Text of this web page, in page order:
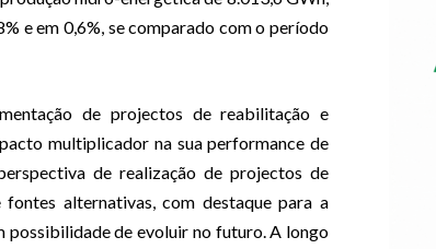
e em 0,6%, se comparado com o período
de projectos de reabilitação e
multiplicador na sua performance de
de realização de projectos de
alternativas, com destaque para a
de evoluir no futuro. A longo